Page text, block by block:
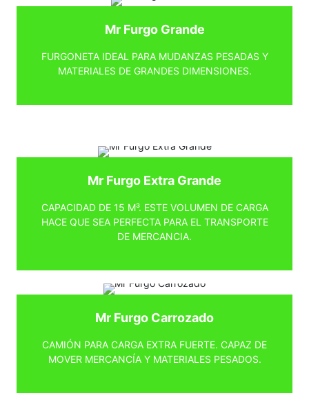
Mr Furgo Grande
FURGONETA IDEAL PARA MUDANZAS PESADAS Y
MATERIALES DE GRANDES DIMENSIONES.
Mr Furgo Extra Grande
CAPACIDAD DE 15 M³. ESTE VOLUMEN DE CARGA
HACE QUE SEA PERFECTA PARA EL TRANSPORTE
DE MERCANCIA.
Mr Furgo Carrozado
CAMIÓN PARA CARGA EXTRA FUERTE. CAPAZ DE
MOVER MERCANCÍA Y MATERIALES PESADOS.